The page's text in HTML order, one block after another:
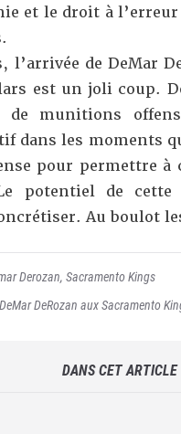
DeRozan aux Sacramento
et le droit à
l’arrivée de DeMar
est un joli coup.
de munitions
dans les moments
pour permettre à
potentiel de cette
Au boulot
Derozan, Sacramento Kings
DANS CET ARTICLE